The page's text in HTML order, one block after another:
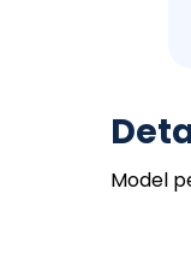
Model